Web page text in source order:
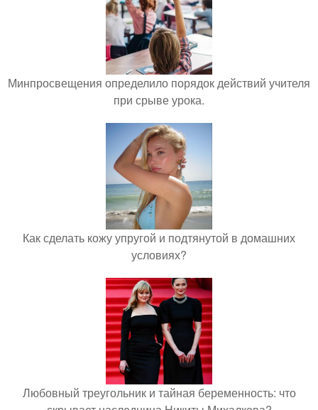
Минпросвещения определило порядок действий учителя
при срыве урока.
Как сделать кожу упругой и подтянутой в домашних
условиях?
Любовный треугольник и тайная беременность: что